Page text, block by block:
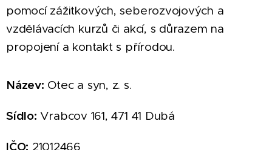
pomocí zážitkových, seberozvojových a
vzdělávacích kurzů či akcí, s důrazem na
propojení a kontakt s přírodou.
Název: Otec a syn, z. s.
Sídlo: Vrabcov 161, 471 41 Dubá
IČO: 21012466